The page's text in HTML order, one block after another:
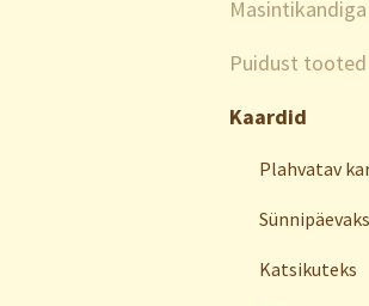
Puidust tooted
Kaardid
Plahvatav
Sünnipäevaks
Katsikuteks